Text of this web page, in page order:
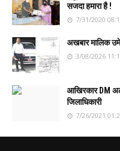
सजदा हमारा है !
7/31/2020
अखबार मालिक
3/08/2026
आखिरकार DM
जिलाधिकारी
7/26/2021